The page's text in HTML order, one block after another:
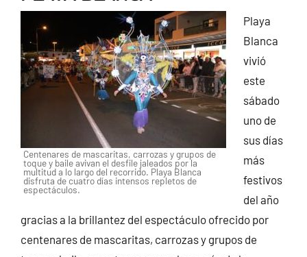
Centenares de mascaritas, carrozas y grupos de
toque y baile avivan el desfile jaleados por la
multitud a lo largo del recorrido. Playa Blanca
disfruta de cuatro días intensos repletos de
espectáculos.
Playa
Blanca
vivió
este
sábado
uno de
sus días
más
festivos
del año
gracias a la brillantez del espectáculo ofrecido por
centenares de mascaritas, carrozas y grupos de